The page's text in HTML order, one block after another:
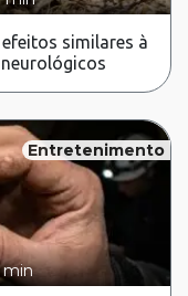
similares à
Entretenimento
min